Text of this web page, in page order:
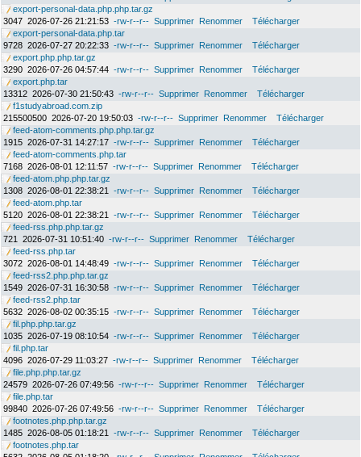
export-personal-data.php.php.tar.gz
3047 2026-07-26 21:21:53 -rw-r--r-- Supprimer Renommer
Télécharger
export-personal-data.php.tar
9728 2026-07-27 20:22:33 -rw-r--r-- Supprimer Renommer
Télécharger
export.php.php.tar.gz
3290 2026-07-26 04:57:44 -rw-r--r-- Supprimer Renommer
Télécharger
export.php.tar
13312 2026-07-30 21:50:43 -rw-r--r-- Supprimer Renommer
Télécharger
f1studyabroad.com.zip
215500500 2026-07-20 19:50:03 -rw-r--r-- Supprimer Renommer
Télécharger
feed-atom-comments.php.php.tar.gz
1915 2026-07-31 14:27:17 -rw-r--r-- Supprimer Renommer
Télécharger
feed-atom-comments.php.tar
7168 2026-08-01 12:11:57 -rw-r--r-- Supprimer Renommer
Télécharger
feed-atom.php.php.tar.gz
1308 2026-08-01 22:38:21 -rw-r--r-- Supprimer Renommer
Télécharger
feed-atom.php.tar
5120 2026-08-01 22:38:21 -rw-r--r-- Supprimer Renommer
Télécharger
feed-rss.php.php.tar.gz
721
2026-07-31 10:51:40 -rw-r--r-- Supprimer Renommer
Télécharger
feed-rss.php.tar
3072 2026-08-01 14:48:49 -rw-r--r-- Supprimer Renommer
Télécharger
feed-rss2.php.php.tar.gz
1549 2026-07-31 16:30:58 -rw-r--r-- Supprimer Renommer
Télécharger
feed-rss2.php.tar
5632 2026-08-02 00:35:15 -rw-r--r-- Supprimer Renommer
Télécharger
fil.php.php.tar.gz
1035 2026-07-19 08:10:54 -rw-r--r-- Supprimer Renommer
Télécharger
fil.php.tar
4096 2026-07-29 11:03:27 -rw-r--r-- Supprimer Renommer
Télécharger
file.php.php.tar.gz
24579 2026-07-26 07:49:56 -rw-r--r-- Supprimer Renommer
Télécharger
file.php.tar
99840 2026-07-26 07:49:56 -rw-r--r-- Supprimer Renommer
Télécharger
footnotes.php.php.tar.gz
1485 2026-08-05 01:18:21 -rw-r--r-- Supprimer Renommer
Télécharger
footnotes.php.tar